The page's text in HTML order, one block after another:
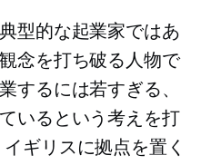
型的な起業家ではあ
念を打ち破る人物で
するには若すぎる、
いるという考えを打
イギリスに拠点を置く